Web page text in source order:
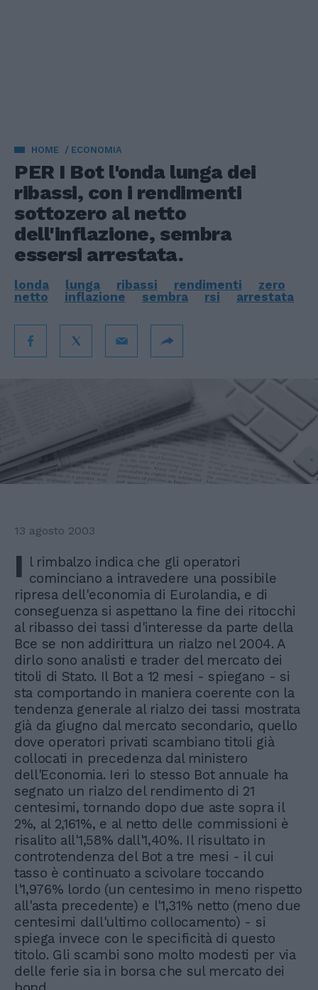
HOME ECONOMIA
PER I Bot l'onda lunga dei
ribassi, con i rendimenti
sottozero al netto
dell'inflazione, sembra
essersi arrestata.
londa lunga ribassi rendimenti
zero
netto
inflazione sembra rsi arrestata
13 agosto 2003
I l rimbalzo indica che gli operatori
cominciano a intravedere una possibile
ripresa dell'economia di Eurolandia, e di
conseguenza si aspettano la fine dei ritocchi
al ribasso dei tassi d'interesse da parte della
Bce se non addirittura un rialzo nel 2004. A
dirlo sono analisti e trader del mercato dei
titoli di Stato. Il Bot a 12 mesi - spiegano - si
sta comportando in maniera coerente con la
tendenza generale al rialzo dei tassi mostrata
già da giugno dal mercato secondario, quello
dove operatori privati scambiano titoli già
collocati in precedenza dal ministero
dell'Economia. Ieri lo stesso Bot annuale ha
segnato un rialzo del rendimento di 21
centesimi, tornando dopo due aste sopra il
2%, al 2,161%, e al netto delle commissioni è
risalito all'1,58% dall'1,40%. Il risultato in
controtendenza del Bot a tre mesi - il cui
tasso è continuato a scivolare toccando
l'1,976% lordo (un centesimo in meno rispetto
all'asta precedente) e l'1,31% netto (meno due
centesimi dall'ultimo collocamento) - si
spiega invece con le specificità di questo
titolo. Gli scambi sono molto modesti per via
delle ferie sia in borsa che sul mercato dei